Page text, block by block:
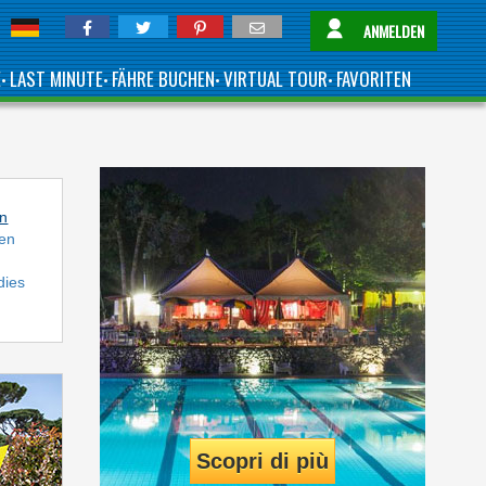
ANMELDEN
•LAST MINUTE•FÄHRE BUCHEN•VIRTUAL TOUR•FAVORITEN
Scopri di più